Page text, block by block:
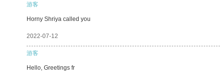
游客
Horny Shriya called you
2022-07-12
游客
Hello, Greetings fr